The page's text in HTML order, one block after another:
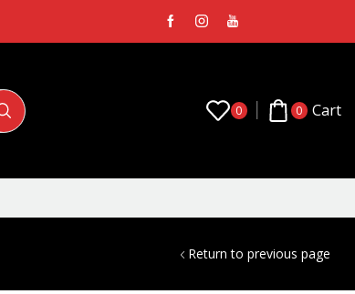
0 0 Cart
Return to previous page